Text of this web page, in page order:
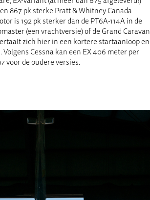
867 pk sterke Pratt&WhitneyCanada
is 192 pk sterkerdan de PT6A-114A in de
(een vrachtversie) of de Grand Caravan
zich hier in een kortere startaanloop en
Volgens Cessnakan een EX 406 meter per
voor de oudere versies.